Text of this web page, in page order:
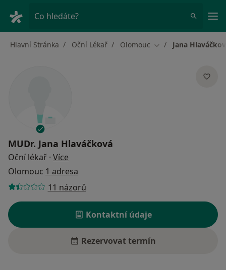
Co hledáte?
Hlavní Stránka Oční Lékař Olomouc Změna města
Jana
MUDr. Jana Hlaváčková
Oční lékař · Více
Olomouc 1 adresa
11 názorů
Kontaktní údaje
Rezervovat termín